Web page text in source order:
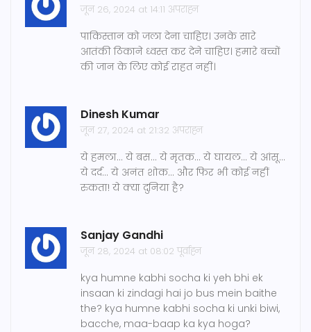
जून 26, 2024 at 14:11 अपराह्न
पाकिस्तान को जला देना चाहिए। उनके सारे
आतंकी ठिकाने ध्वस्त कर देने चाहिए। हमारे बच्चों
की जान के लिए कोई राहत नहीं।
Dinesh Kumar
जून 27, 2024 at 21:32 अपराह्न
ये हमला... ये बस... ये मृतक... ये घायल... ये आंसू...
ये दर्द... ये अनंत शोक... और फिर भी कोई नहीं
रुकता! ये क्या दुनिया है?
Sanjay Gandhi
जून 28, 2024 at 08:02 पूर्वाह्न
kya humne kabhi socha ki yeh bhi ek
insaan ki zindagi hai jo bus mein baithe
the? kya humne kabhi socha ki unki biwi,
bacche, maa-baap ka kya hoga?